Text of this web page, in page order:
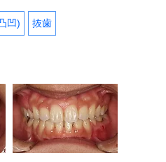
凹) 抜歯